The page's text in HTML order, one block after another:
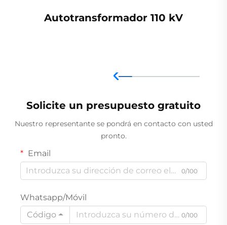
Autotransformador 110 kV
Solicite un presupuesto gratuito
Nuestro representante se pondrá en contacto con usted
pronto.
Email
0/100
Whatsapp/Móvil
Código
0/100